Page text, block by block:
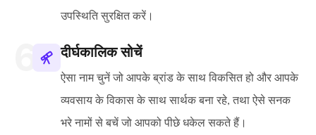
उपस्थिति सुरक्षित करें।
दीर्घकालिक सोचें
ऐसा नाम चुनें जो आपके ब्रांड के साथ विकसित हो और आपके
व्यवसाय के विकास के साथ सार्थक बना रहे, तथा ऐसे सनक
भरे नामों से बचें जो आपको पीछे धकेल सकते हैं।